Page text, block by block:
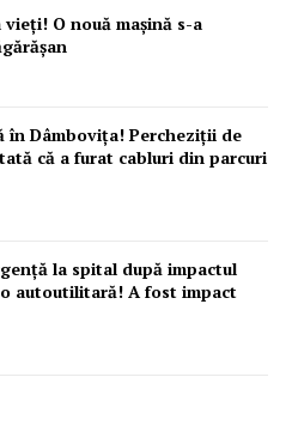
O nouă mașină s-a
în Dâmbovița! Percheziții de
că a furat cabluri din parcuri
la spital după impactul
autoutilitară! A fost impact